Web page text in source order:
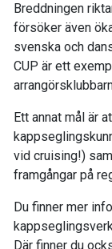
Breddningen
försöker även
svenska och
CUP är ett
Ett annat mål är
vid cruising!)
framgångar på
Du finner mer
Där finner du